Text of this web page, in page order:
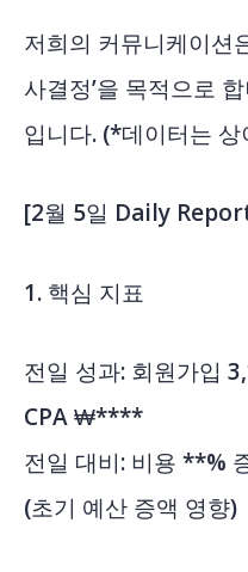
저희의 커뮤니케이션
사결정’을 목적으로
입니다. (*데이터는
[2월 5일 Daily
1. 핵심 지표
전일 성과: 회원가
CPA ₩****
전일 대비: 비용 **%
(초기 예산 증액 영향)